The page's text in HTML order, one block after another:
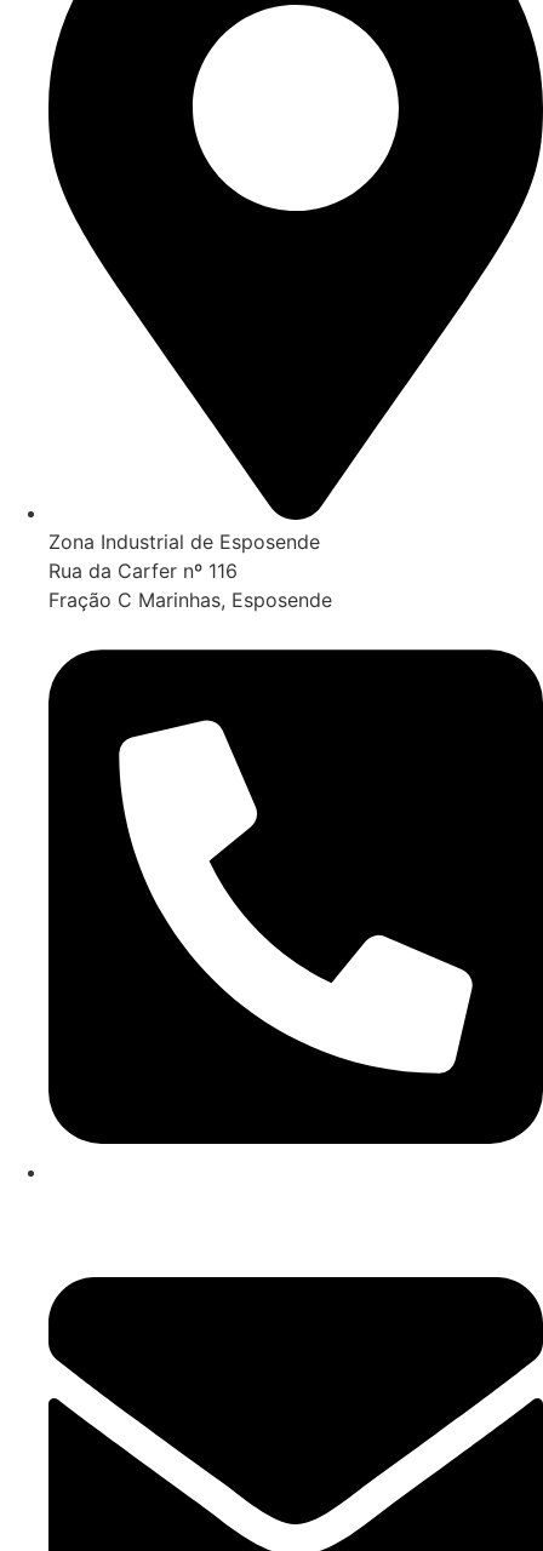
Zona Industrial de Esposende
Rua da Carfer nº 116
Fração C Marinhas, Esposende